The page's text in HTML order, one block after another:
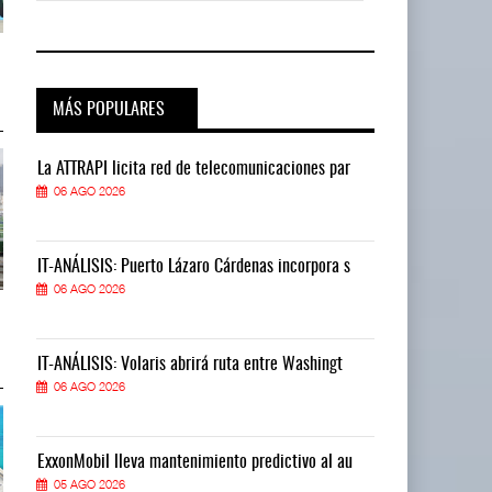
TMAZ eleva 77% movimiento de
05 AGO 2026
05 AGO 2026
TMAZ eleva 77% movimiento de
05 AGO 2026
MÁS POPULARES
La ATTRAPI licita red de telecomunicaciones par
06 AGO 2026
IT-ANÁLISIS: Puerto Lázaro Cárdenas incorpora s
06 AGO 2026
IT-ANÁLISIS: Volaris abrirá ruta entre Washingt
06 AGO 2026
ExxonMobil lleva mantenimiento predictivo al au
05 AGO 2026